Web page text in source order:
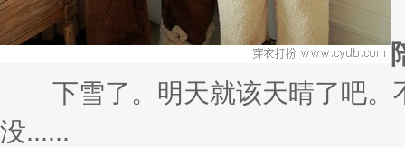
下雪了。明天就该天晴了吧。
没......